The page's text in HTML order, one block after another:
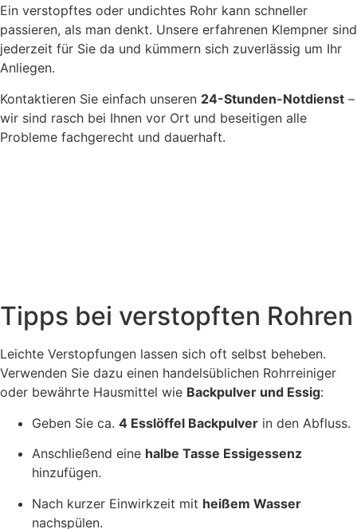
Ein verstopftes oder undichtes Rohr kann schneller
passieren, als man denkt. Unsere erfahrenen Klempner sind
jederzeit für Sie da und kümmern sich zuverlässig um Ihr
Anliegen.
Kontaktieren Sie einfach unseren 24-Stunden-Notdienst –
wir sind rasch bei Ihnen vor Ort und beseitigen alle
Probleme fachgerecht und dauerhaft.
Tipps bei verstopften Rohren
Leichte Verstopfungen lassen sich oft selbst beheben.
Verwenden Sie dazu einen handelsüblichen Rohrreiniger
oder bewährte Hausmittel wie Backpulver und Essig:
Geben Sie ca. 4 Esslöffel Backpulver in den Abfluss.
Anschließend eine halbe Tasse Essigessenz
hinzufügen.
Nach kurzer Einwirkzeit mit heißem Wasser
nachspülen.